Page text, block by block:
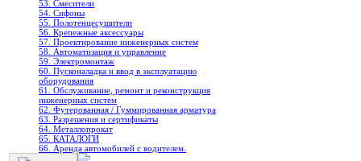
53. Смесители
54. Сифоны
55. Полотенцесушители
56. Крепежные аксессуары
57. Проектирование инженерных систем
58. Автоматизация и управление
59. Электромонтаж
60. Пусконаладка и ввод в эксплуатацию
оборудования
61. Обслуживание, ремонт и реконструкция
инженерных систем
62. Футерованная / Гуммированная арматура
63. Разрешения и сертификаты
64. Металлопрокат
65. КАТАЛОГИ
66. Аренда автомобилей с водителем.